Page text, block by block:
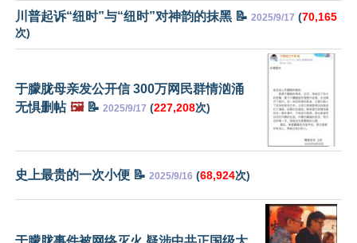
川普起诉“纽时”与“纽时”对神韵的抹黑 📝 2025/9/17 (70,165
次)
于朦胧母亲发公开信 300万网民群情汹涌
无惧删帖 🖼️📝 2025/9/17 (227,208次)
史上最贵的一次小便 📝 2025/9/16 (68,924次)